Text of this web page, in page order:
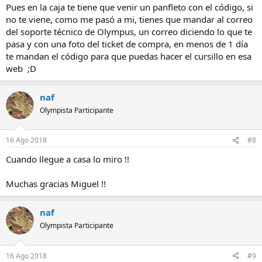
Pues en la caja te tiene que venir un panfleto con el código, si
no te viene, como me pasó a mi, tienes que mandar al correo
del soporte técnico de Olympus, un correo diciendo lo que te
pasa y con una foto del ticket de compra, en menos de 1 día
te mandan el código para que puedas hacer el cursillo en esa
web ;D
naf
Olympista Participante
16 Ago 2018 #8
Cuando llegue a casa lo miro !!
Muchas gracias Miguel !!
naf
Olympista Participante
16 Ago 2018 #9